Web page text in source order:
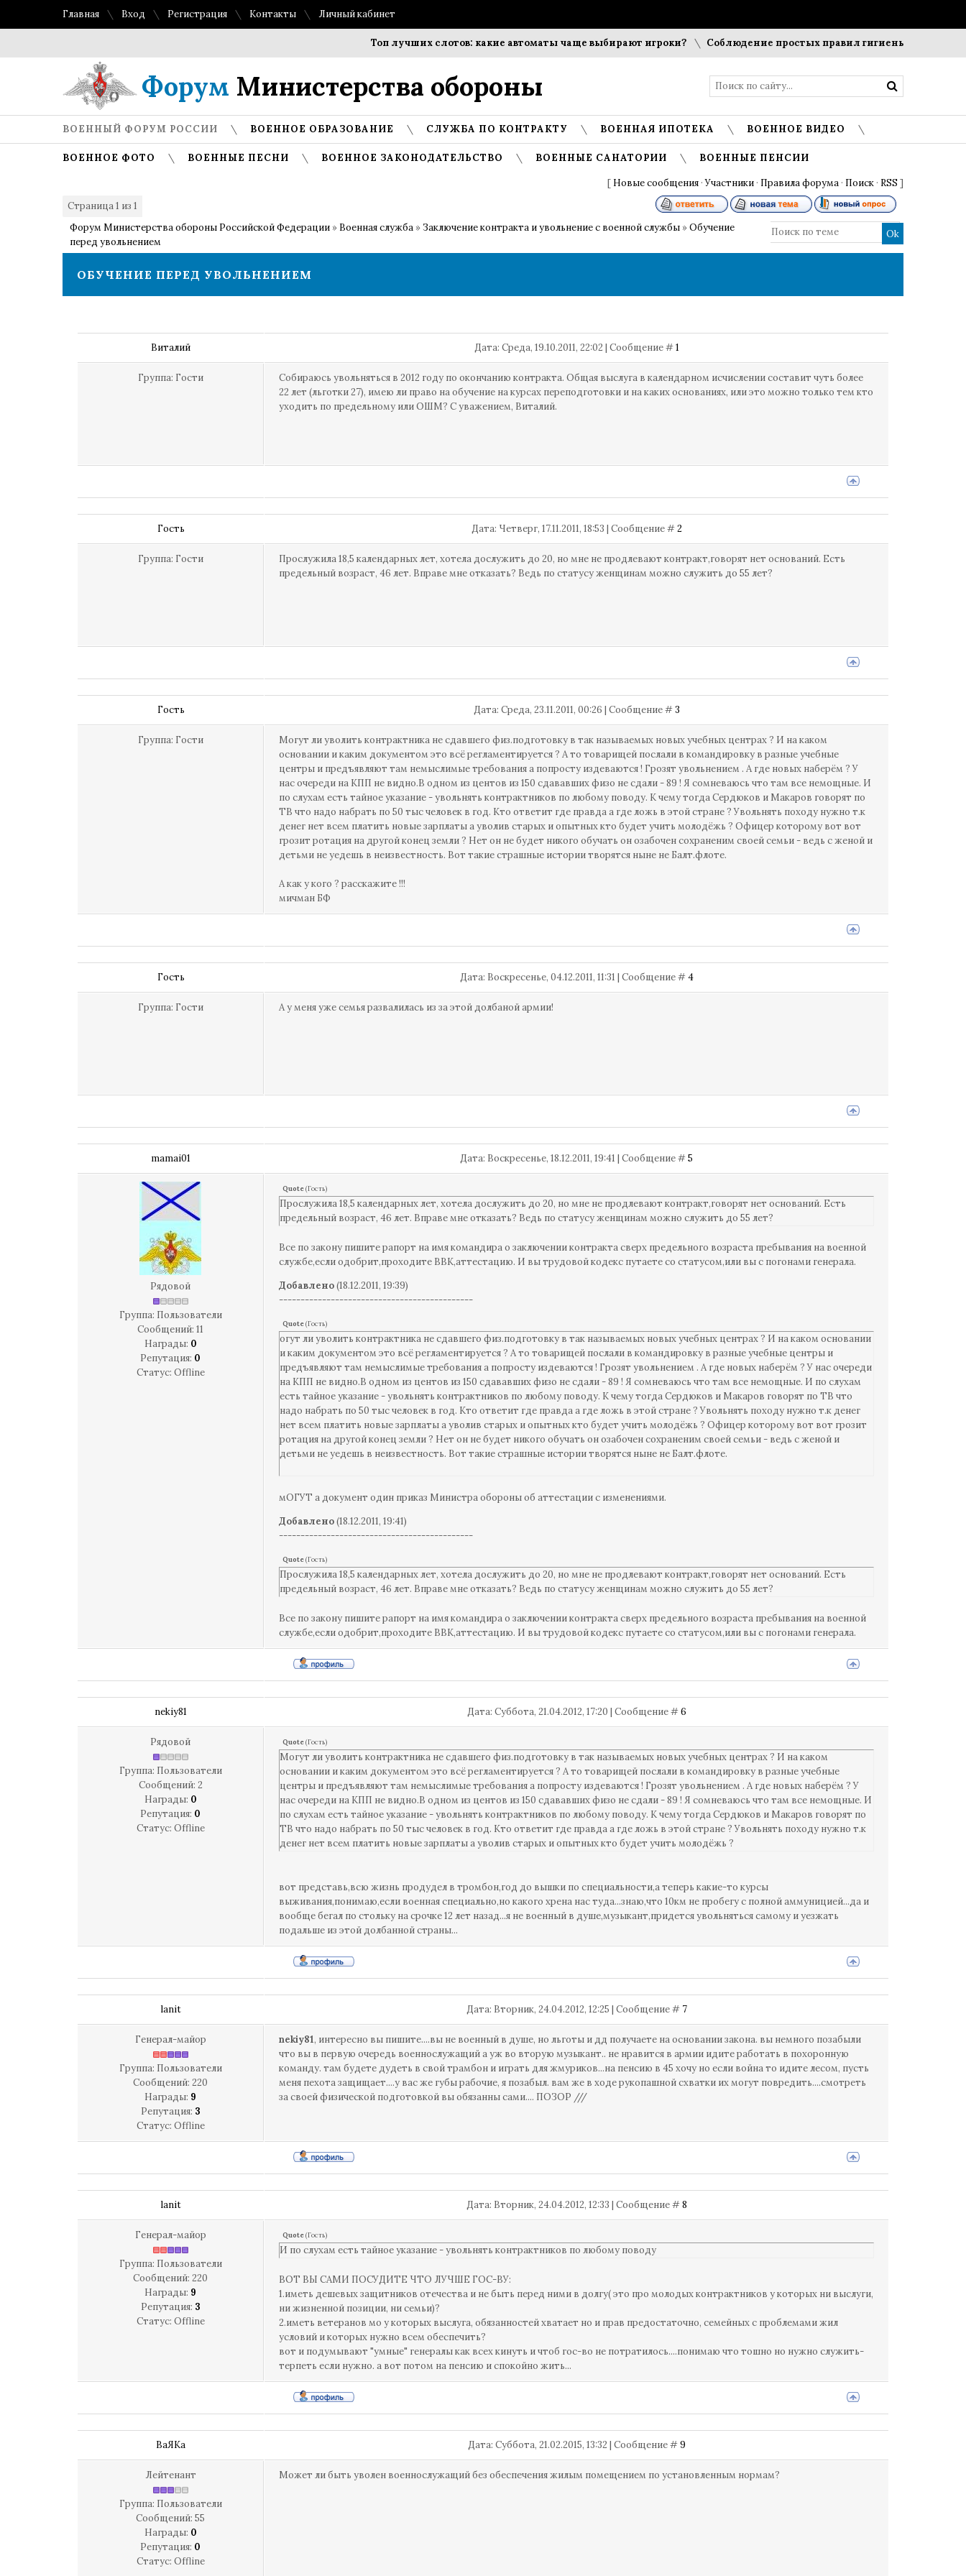
Главная Вход Регистрация Контакты Личный кабинет
Топ лучших слотов: какие автоматы чаще выбирают игроки? Соблюдение простых правил гигиены помогает
Форум Министерства обороны
ВОЕННЫЙ ФОРУМ РОССИИ ВОЕННОЕ ОБРАЗОВАНИЕ СЛУЖБА ПО КОНТРАКТУ ВОЕННАЯ ИПОТЕКА ВОЕННОЕ ВИДЕО
ВОЕННОЕ ФОТО ВОЕННЫЕ ПЕСНИ ВОЕННОЕ ЗАКОНОДАТЕЛЬСТВО ВОЕННЫЕ САНАТОРИИ ВОЕННЫЕ ПЕНСИИ
[ Новые сообщения ·Участники · Правила форума · Поиск · RSS ]
Страница1 из 1
Форум Министерства обороны Российской Федерации » Военная служба » Заключение контракта и увольнение с военной службы »Обучение
перед увольнением
ОБУЧЕНИЕ ПЕРЕД УВОЛЬНЕНИЕМ
Виталий Дата: Среда, 19.10.2011, 22:02 | Сообщение #1
Группа: Гости
Собираюсь увольняться в 2012 году по окончанию контракта. Общая выслуга в календарном исчислении составит чуть более
22 лет (льготки 27), имею ли право на обучение на курсах переподготовки и на каких основаниях, или это можно только тем кто
уходить по предельному или ОШМ? С уважением, Виталий.
Гость Дата: Четверг, 17.11.2011, 18:53 | Сообщение #2
Группа: Гости
Прослужила 18,5 календарных лет, хотела дослужить до 20, но мне не продлевают контракт,говорят нет оснований. Есть
предельный возраст, 46 лет. Вправе мне отказать? Ведь по статусу женщинам можно служить до 55 лет?
Гость Дата: Среда, 23.11.2011, 00:26 | Сообщение #3
Группа: Гости
Могут ли уволить контрактника не сдавшего физ.подготовку в так называемых новых учебных центрах ? И на каком
основании и каким документом это всё регламентируется ? А то товарищей послали в командировку в разные учебные
центры и предъявляют там немыслимые требования а попросту издеваются ! Грозят увольнением . А где новых наберём ? У
нас очереди на КПП не видно.В одном из центов из 150 сдававших физо не сдали - 89 ! Я сомневаюсь что там все немощные. И
по слухам есть тайное указание - увольнять контрактников по любому поводу. К чему тогда Сердюков и Макаров говорят по
ТВ что надо набрать по 50 тыс человек в год. Кто ответит где правда а где ложь в этой стране ? Увольнять походу нужно т.к
денег нет всем платить новые зарплаты а уволив старых и опытных кто будет учить молодёжь ? Офицер которому вот вот
грозит ротация на другой конец земли ? Нет он не будет никого обучать он озабочен сохраненим своей семьи - ведь с женой и
детьми не уедешь в неизвестность. Вот такие страшные истории творятся ныне не Балт.флоте.
А как у кого ? расскажите !!!
мичман БФ
Гость Дата: Воскресенье, 04.12.2011, 11:31 | Сообщение #4
Группа: Гости А у меня уже семья развалилась из за этой долбаной армии!
mamai01 Дата: Воскресенье, 18.12.2011, 19:41 | Сообщение #5
Рядовой
Группа: Пользователи
Сообщений: 11
Награды: 0
Репутация: 0
Статус: Offline
Quote(Гость)
Прослужила 18,5 календарных лет, хотела дослужить до 20, но мне не продлевают контракт,говорят нет оснований. Есть
предельный возраст, 46 лет. Вправе мне отказать? Ведь по статусу женщинам можно служить до 55 лет?
Все по закону пишите рапорт на имя командира о заключении контракта сверх предельного возраста пребывания на военной
службе,если одобрит,проходите ВВК,аттестацию. И вы трудовой кодекс путаете со статусом,или вы с погонами генерала.
Добавлено(18.12.2011, 19:39)
---------------------------------------------
Quote(Гость)
огут ли уволить контрактника не сдавшего физ.подготовку в так называемых новых учебных центрах ? И на каком основании
и каким документом это всё регламентируется ? А то товарищей послали в командировку в разные учебные центры и
предъявляют там немыслимые требования а попросту издеваются ! Грозят увольнением . А где новых наберём ? У нас очереди
на КПП не видно.В одном из центов из 150 сдававших физо не сдали - 89 ! Я сомневаюсь что там все немощные. И по слухам
есть тайное указание - увольнять контрактников по любому поводу. К чему тогда Сердюков и Макаров говорят по ТВ что
надо набрать по 50 тыс человек в год. Кто ответит где правда а где ложь в этой стране ? Увольнять походу нужно т.к денег
нет всем платить новые зарплаты а уволив старых и опытных кто будет учить молодёжь ? Офицер которому вот вот грозит
ротация на другой конец земли ? Нет он не будет никого обучать он озабочен сохраненим своей семьи - ведь с женой и
детьми не уедешь в неизвестность. Вот такие страшные истории творятся ныне не Балт.флоте.
мичман БФ
мОГУТ а документ один приказ Министра обороны об аттестации с изменениями.
Добавлено(18.12.2011, 19:41)
---------------------------------------------
Quote(Гость)
Прослужила 18,5 календарных лет, хотела дослужить до 20, но мне не продлевают контракт,говорят нет оснований. Есть
предельный возраст, 46 лет. Вправе мне отказать? Ведь по статусу женщинам можно служить до 55 лет?
Все по закону пишите рапорт на имя командира о заключении контракта сверх предельного возраста пребывания на военной
службе,если одобрит,проходите ВВК,аттестацию. И вы трудовой кодекс путаете со статусом,или вы с погонами генерала.
nekiy81 Дата: Суббота, 21.04.2012, 17:20 | Сообщение #6
Рядовой
Группа: Пользователи
Сообщений: 2
Награды: 0
Репутация: 0
Статус: Offline
Quote(Гость)
Могут ли уволить контрактника не сдавшего физ.подготовку в так называемых новых учебных центрах ? И на каком
основании и каким документом это всё регламентируется ? А то товарищей послали в командировку в разные учебные
центры и предъявляют там немыслимые требования а попросту издеваются ! Грозят увольнением . А где новых наберём ? У
нас очереди на КПП не видно.В одном из центов из 150 сдававших физо не сдали - 89 ! Я сомневаюсь что там все немощные. И
по слухам есть тайное указание - увольнять контрактников по любому поводу. К чему тогда Сердюков и Макаров говорят по
ТВ что надо набрать по 50 тыс человек в год. Кто ответит где правда а где ложь в этой стране ? Увольнять походу нужно т.к
денег нет всем платить новые зарплаты а уволив старых и опытных кто будет учить молодёжь ?
вот представь,всю жизнь продудел в тромбон,год до вышки по специальности,а теперь какие-то курсы
выживания,понимаю,если военная специально,но какого хрена нас туда...знаю,что 10км не пробегу с полной аммуницией...да и
вообще бегал по стольку на срочке 12 лет назад...я не военный в душе,музыкант,придется увольняться самому и уезжать
подальше из этой долбанной страны...
lanit Дата: Вторник, 24.04.2012, 12:25 | Сообщение # 7
Генерал-майор
Группа: Пользователи
Сообщений: 220
Награды: 9
Репутация: 3
Статус: Offline
nekiy81, интересно вы пишите....вы не военный в душе, но льготы и дд получаете на основании закона. вы немного позабыли
что вы в первую очередь военнослужащий а уж во вторую музыкант.. не нравится в армии идите работать в похоронную
команду. там будете дудеть в свой трамбон и играть для жмуриков...на пенсию в 45 хочу но если война то идите лесом, пусть
меня пехота защищает....у вас же губы рабочие, я позабыл. вам же в ходе рукопашной схватки их могут повредить....смотреть
за своей физической подготовкой вы обязанны сами.... ПОЗОР ///
lanit Дата: Вторник, 24.04.2012, 12:33 | Сообщение #8
Генерал-майор
Группа: Пользователи
Сообщений: 220
Награды: 9
Репутация: 3
Статус: Offline
Quote(Гость)
И по слухам есть тайное указание - увольнять контрактников по любому поводу
ВОТ ВЫ САМИ ПОСУДИТЕ ЧТО ЛУЧШЕ ГОС-ВУ:
1.иметь дешевых защитников отечества и не быть перед ними в долгу( это про молодых контрактников у которых ни выслуги,
ни жизненной позиции, ни семьи)?
2.иметь ветеранов мо у которых выслуга, обязанностей хватает но и прав предостаточно, семейных с проблемами жил
условий и которых нужно всем обеспечить?
вот и подумывают "умные" генералы как всех кинуть и чтоб гос-во не потратилось....понимаю что тошно но нужно служить-
терпеть если нужно. а вот потом на пенсию и спокойно жить...
ВаЯКа Дата: Суббота, 21.02.2015, 13:32 | Сообщение #9
Лейтенант
Группа: Пользователи
Сообщений: 55
Награды: 0
Репутация: 0
Статус: Offline
Может ли быть уволен военнослужащий без обеспечения жилым помещением по установленным нормам?